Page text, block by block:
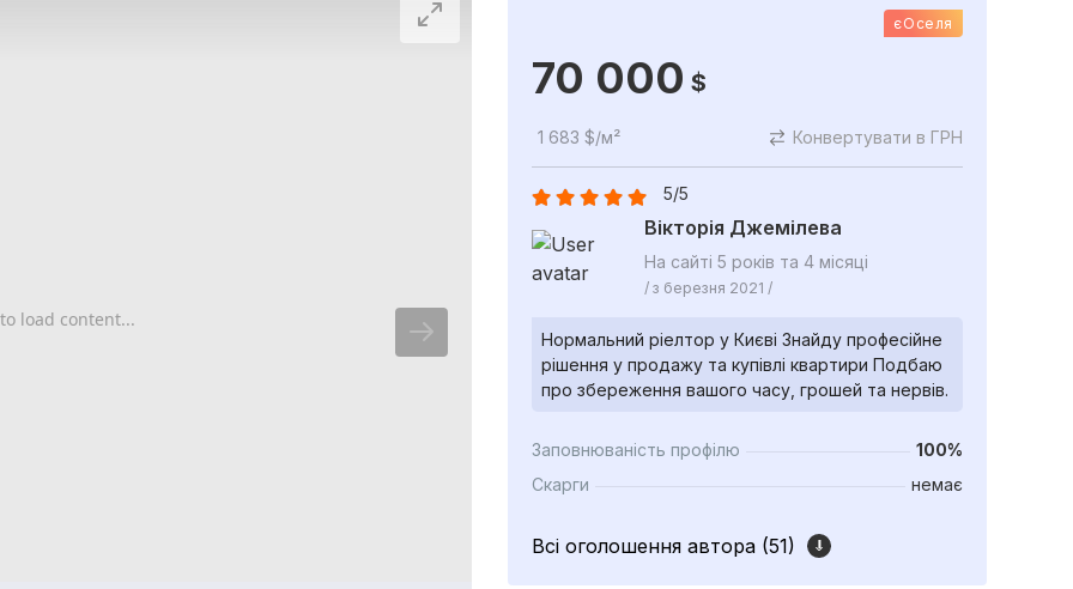
load content...
єОселя
70 000 $
1 683 $/м² Конвертувати в ГРН
5/5
Вікторія Джемілева
На сайті 5 років та 4 місяці
/ з березня 2021 /
Нормальний ріелтор у Києві Знайду професійне
рішення у продажу та купівлі квартири Подбаю
про збереження вашого часу, грошей та нервів.
Заповнюваність профілю
100%
Скарги
немає
Всі оголошення автора (51)